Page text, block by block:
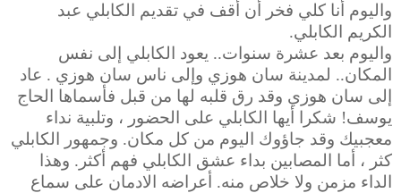
واليوم أنا كلي فخر أن أقف في تقديم الكابلي عبد
الكريم الكابلي.
واليوم بعد عشرة سنوات.. يعود الكابلي إلى نفس
المكان.. لمدينة سان هوزي وإلى ناس سان هوزي . عاد
إلى سان هوزي وقد رق قلبه لها من قبل فأسماها الحاج
يوسف! شكرا أيها الكابلي على الحضور ، وتلبية نداء
معجبيك وقد جاؤوك اليوم من كل مكان. وجمهور الكابلي
كثر ، أما المصابين بداء عشق الكابلي فهم أكثر. وهذا
الداء مزمن ولا خلاص منه. أعراضه الادمان على سماع